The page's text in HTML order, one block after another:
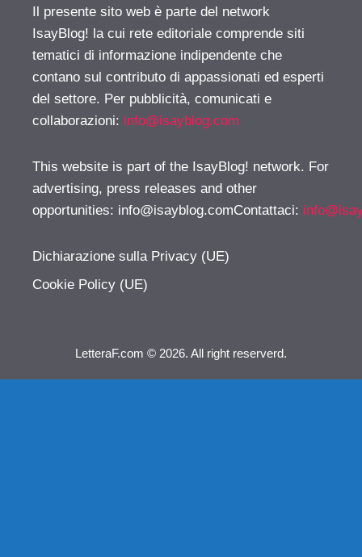
Il presente sito web è parte del network
IsayBlog! la cui rete editoriale comprende siti
tematici di informazione indipendente che
contano sul contributo di appassionati ed esperti
del settore. Per pubblicità, comunicati e
collaborazioni: info@isayblog.com
This website is part of the IsayBlog! network. For
advertising, press releases and other
opportunities: info@isayblog.comContattaci:
Dichiarazione sulla Privacy (UE)
Cookie Policy (UE)
LetteraF.com © 2026. All right reserverd.